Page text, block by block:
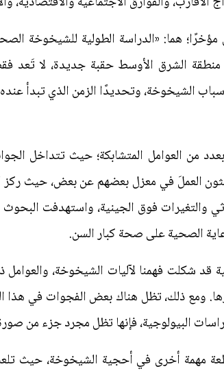
الشرق الأوسط حقبة جديدة، لا تَعد فقط
الشيخوخة، وتحديدًا الزمن الذي تبدأ
من العوامل المتشابكة؛ حيث تتداخل
العملَ في معزل بعضهم عن بعض، حيث
والتغيرات فوق الجينية، واستهدفت
الصحية على صحة كبار السن.
قد شكلت فهمنا لآليات الشيخوخة،
ومع ذلك، تظل هناك بعض الفجوات في هذا
البيولوجية، فإنها تظل مجرد جزء من
مهمة أخرى في أحجية الشيخوخة، حيث